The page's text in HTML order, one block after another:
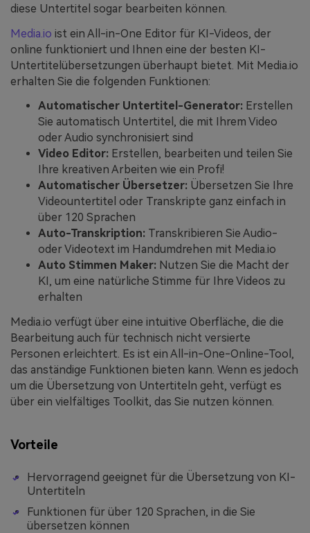
diese Untertitel sogar bearbeiten können.
Media.io ist ein All-in-One Editor für KI-Videos, der
online funktioniert und Ihnen eine der besten KI-
Untertitelübersetzungen überhaupt bietet. Mit Media.io
erhalten Sie die folgenden Funktionen:
Automatischer Untertitel-Generator: Erstellen
Sie automatisch Untertitel, die mit Ihrem Video
oder Audio synchronisiert sind
Video Editor: Erstellen, bearbeiten und teilen Sie
Ihre kreativen Arbeiten wie ein Profi!
Automatischer Übersetzer: Übersetzen Sie Ihre
Videountertitel oder Transkripte ganz einfach in
über 120 Sprachen
Auto-Transkription: Transkribieren Sie Audio-
oder Videotext im Handumdrehen mit Media.io
Auto Stimmen Maker: Nutzen Sie die Macht der
KI, um eine natürliche Stimme für Ihre Videos zu
erhalten
Media.io verfügt über eine intuitive Oberfläche, die die
Bearbeitung auch für technisch nicht versierte
Personen erleichtert. Es ist ein All-in-One-Online-Tool,
das anständige Funktionen bieten kann. Wenn es jedoch
um die Übersetzung von Untertiteln geht, verfügt es
über ein vielfältiges Toolkit, das Sie nutzen können.
Vorteile
Hervorragend geeignet für die Übersetzung von KI-
Untertiteln
Funktionen für über 120 Sprachen, in die Sie
übersetzen können